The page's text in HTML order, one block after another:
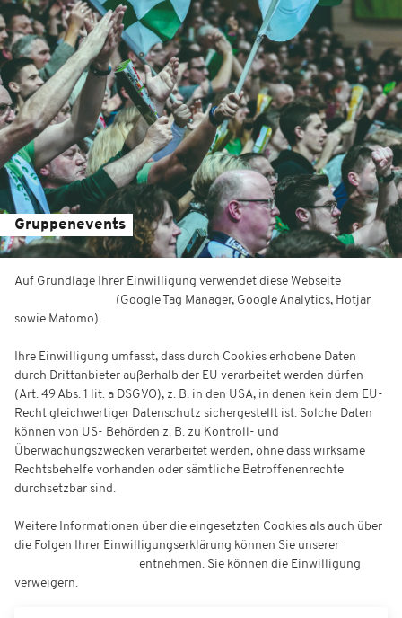
Gruppenevents
Auf Grundlage Ihrer Einwilligung verwendet diese Webseite
(Google Tag Manager, Google Analytics, Hotjar
sowie Matomo).
Ihre Einwilligung umfasst, dass durch Cookies erhobene Daten
durch Drittanbieter außerhalb der EU verarbeitet werden dürfen
(Art. 49 Abs. 1 lit. a DSGVO), z. B. in den USA, in denen kein dem EU-
Recht gleichwertiger Datenschutz sichergestellt ist. Solche Daten
können von US- Behörden z. B. zu Kontroll- und
Überwachungszwecken verarbeitet werden, ohne dass wirksame
Rechtsbehelfe vorhanden oder sämtliche Betroffenenrechte
durchsetzbar sind.
Weitere Informationen über die eingesetzten Cookies als auch über
die Folgen Ihrer Einwilligungserklärung können Sie unserer
entnehmen. Sie können die Einwilligung
verweigern.